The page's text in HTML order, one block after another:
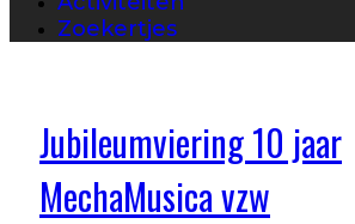
Zoekertjes
Jubileumviering 10 jaar
MechaMusica vzw